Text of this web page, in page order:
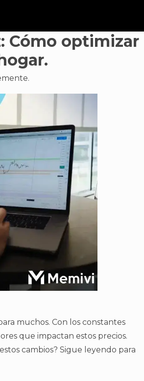
Cómo optimizar
muchos. Con los constantes
que impactan estos precios.
cambios? Sigue leyendo para